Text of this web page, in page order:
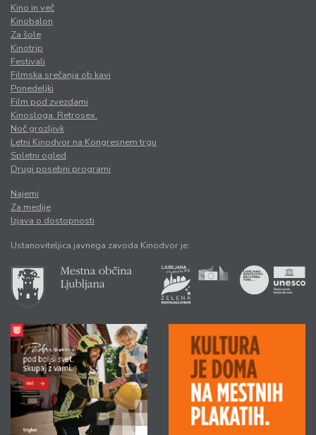
Kino in več
Kinobalon
Za šole
Kinotrip
Festivali
Filmska srečanja ob kavi
Ponedeljki
Film pod zvezdami
Kinosloga. Retrosex.
Noč grozljivk
Letni Kinodvor na Kongresnem trgu
Spletni ogled
Drugi posebni programi
Najemi
Za medije
Izjava o dostopnosti
Ustanoviteljica javnega zavoda Kinodvor je: